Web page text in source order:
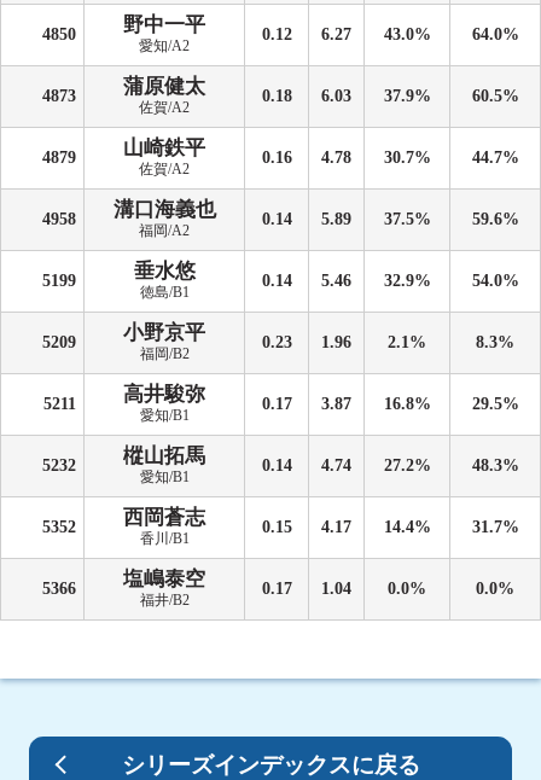
4850 野中一平
愛知/A2
0.12 6.27 43.0% 64.0%
4873 蒲原健太
佐賀/A2
0.18 6.03 37.9% 60.5%
4879 山崎鉄平
佐賀/A2
0.16 4.78 30.7% 44.7%
4958 溝口海義也
福岡/A2
0.14 5.89 37.5% 59.6%
5199 垂水悠
徳島/B1
0.14 5.46 32.9% 54.0%
5209 小野京平
福岡/B2
0.23 1.96 2.1% 8.3%
5211 高井駿弥
愛知/B1
0.17 3.87 16.8% 29.5%
5232 樅山拓馬
愛知/B1
0.14 4.74 27.2% 48.3%
5352 西岡蒼志
香川/B1
0.15 4.17 14.4% 31.7%
5366 塩嶋泰空
福井/B2
0.17 1.04 0.0% 0.0%
シリーズインデックスに戻る